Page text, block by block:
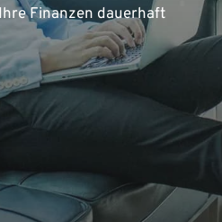
Finanzen dauerhaft